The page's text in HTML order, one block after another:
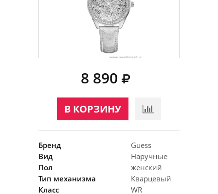
8 890
В КОРЗИНУ
Бренд
Guess
Вид
Наручные
Пол
женский
Тип механизма
Кварцевый
Класс
WR